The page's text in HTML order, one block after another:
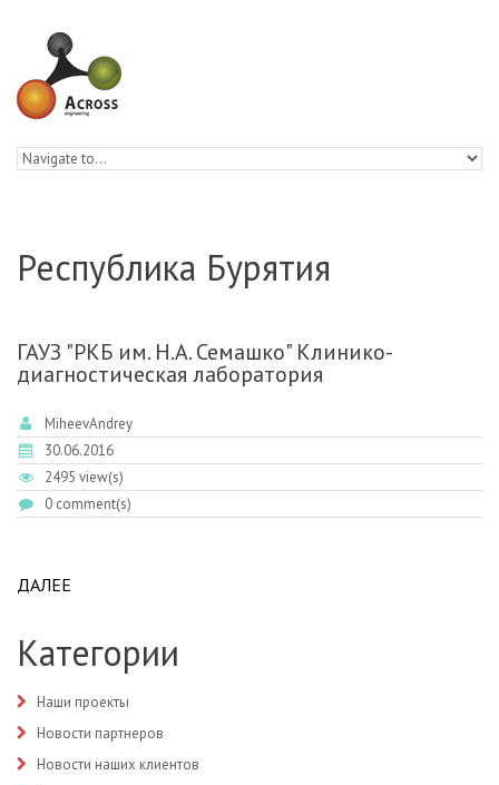
Республика Бурятия
ГАУЗ "РКБ им. Н.А. Семашко" Клинико-
диагностическая лаборатория
MiheevAndrey
30.06.2016
2495 view(s)
0 comment(s)
ДАЛЕЕ
Категории
Наши проекты
Новости партнеров
Новости наших клиентов